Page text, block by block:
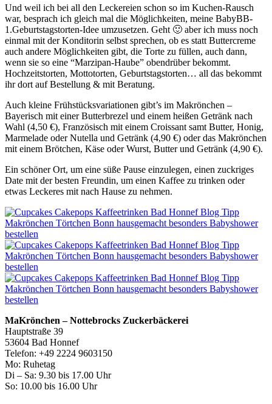
Und weil ich bei all den Leckereien schon so im Kuchen-Rausch
war, besprach ich gleich mal die Möglichkeiten, meine BabyBB-
1.Geburtstagstorten-Idee umzusetzen. Geht 🙂 aber ich muss noch
einmal mit der Konditorin selbst sprechen, ob es statt Buttercreme
auch andere Möglichkeiten gibt, die Torte zu füllen, auch dann,
wenn sie so eine “Marzipan-Haube” obendrüber bekommt.
Hochzeitstorten, Mottotorten, Geburtstagstorten… all das bekommt
ihr dort auf Bestellung & mit Beratung.
Auch kleine Frühstücksvariationen gibt’s im Makrönchen –
Bayerisch mit einer Butterbrezel und einem heißen Getränk nach
Wahl (4,50 €), Französisch mit einem Croissant samt Butter, Honig,
Marmelade oder Nutella und Getränk (4,90 €) oder das Makrönchen
mit einem Brötchen, Käse oder Wurst, Butter und Getränk (4,90 €).
Ein schöner Ort, um eine süße Pause einzulegen, einen zuckriges
Date mit der besten Freundin, um einen Kaffee zu trinken oder
etwas Leckeres mit nach Hause zu nehmen.
MaKrönchen – Nottebrocks Zuckerbäckerei
Hauptstraße 39
53604 Bad Honnef
Telefon: +49 2224 9603150
Mo: Ruhetag
Di – Sa: 9.30 bis 17.00 Uhr
So: 10.00 bis 16.00 Uhr